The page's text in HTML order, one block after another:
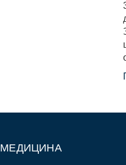
МЕДИЦИНА